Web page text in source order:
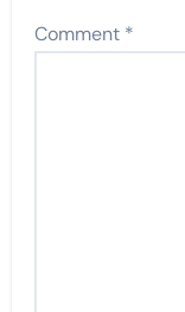
Comment *